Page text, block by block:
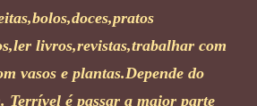
livros,revistas,trabalhar com
vasos e plantas.Depende do
Terrível é passar a maior parte